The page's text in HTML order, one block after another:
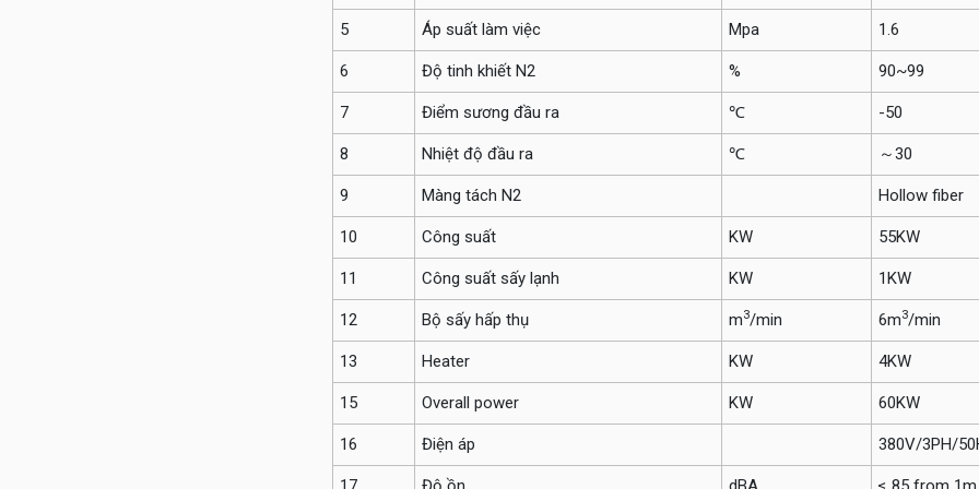
5 Áp suất làm việc Mpa 1.6
6 Độ tinh khiết N2 % 90~99
7 Điểm sương đầu ra ℃ -50
8 Nhiệt độ đầu ra ℃ ～30
9 Màng tách N2 Hollow fiber
10 Công suất KW 55KW
11 Công suất sấy lạnh KW 1KW
12 Bộ sấy hấp thụ m3/min 6m3/min
13 Heater KW 4KW
15 Overall power KW 60KW
16 Điện áp 380V/3PH/